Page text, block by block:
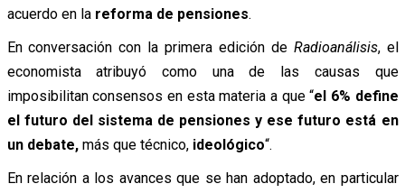
acuerdo en la reforma de pensiones.
En conversación con la primera edición de Radioanálisis, el
economista atribuyó como una de las causas que
imposibilitan consensos en esta materia a que “el 6% define
el futuro del sistema de pensiones y ese futuro está en
un debate,más que técnico, ideológico“.
En relación a los avances que se han adoptado, en particular